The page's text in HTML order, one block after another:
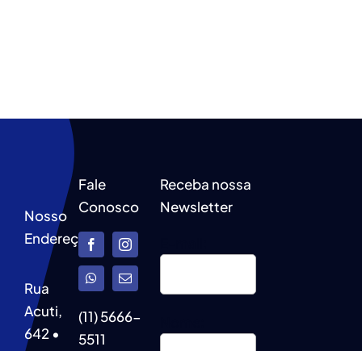
Nosso
Endereço
Rua
Acuti,
642 •
Fale
Conosco
(11) 5666-
5511
Receba nossa
Newsletter